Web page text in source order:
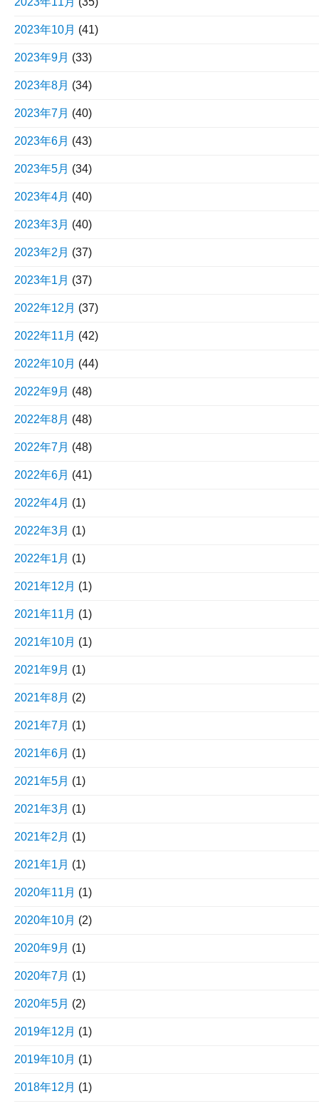
2023年10月 (41)
2023年9月 (33)
2023年8月 (34)
2023年7月 (40)
2023年6月 (43)
2023年5月 (34)
2023年4月 (40)
2023年3月 (40)
2023年2月 (37)
2023年1月 (37)
2022年12月 (37)
2022年11月 (42)
2022年10月 (44)
2022年9月 (48)
2022年8月 (48)
2022年7月 (48)
2022年6月 (41)
2022年4月 (1)
2022年3月 (1)
2022年1月 (1)
2021年12月 (1)
2021年11月 (1)
2021年10月 (1)
2021年9月 (1)
2021年8月 (2)
2021年7月 (1)
2021年6月 (1)
2021年5月 (1)
2021年3月 (1)
2021年2月 (1)
2021年1月 (1)
2020年11月 (1)
2020年10月 (2)
2020年9月 (1)
2020年7月 (1)
2020年5月 (2)
2019年12月 (1)
2019年10月 (1)
2018年12月 (1)